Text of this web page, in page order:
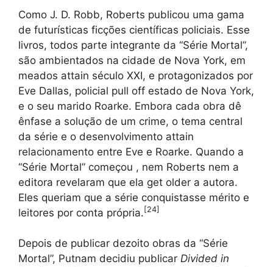
Como J. D. Robb, Roberts publicou uma gama
de futurísticas ficções científicas policiais. Esse
livros, todos parte integrante da “Série Mortal”,
são ambientados na cidade de Nova York, em
meados attain século XXI, e protagonizados por
Eve Dallas, policial pull off estado de Nova York,
e o seu marido Roarke. Embora cada obra dê
ênfase a solução de um crime, o tema central
da série e o desenvolvimento attain
relacionamento entre Eve e Roarke. Quando a
“Série Mortal” começou , nem Roberts nem a
editora revelaram que ela get older a autora.
Eles queriam que a série conquistasse mérito e
leitores por conta própria. [24]
Depois de publicar dezoito obras da “Série
Mortal”, Putnam decidiu publicar Divided in